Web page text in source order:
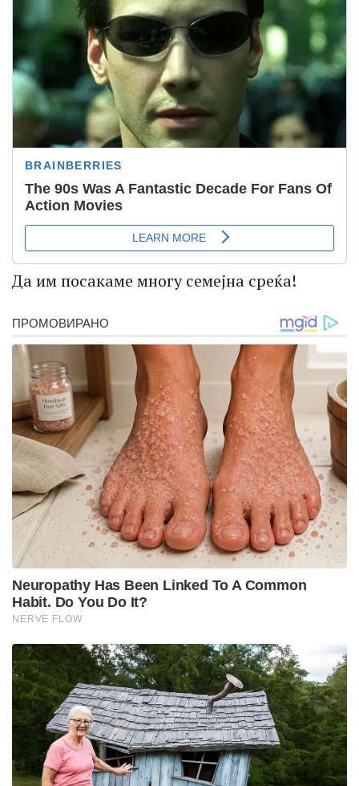
Да им посакаме многу семејна среќа!